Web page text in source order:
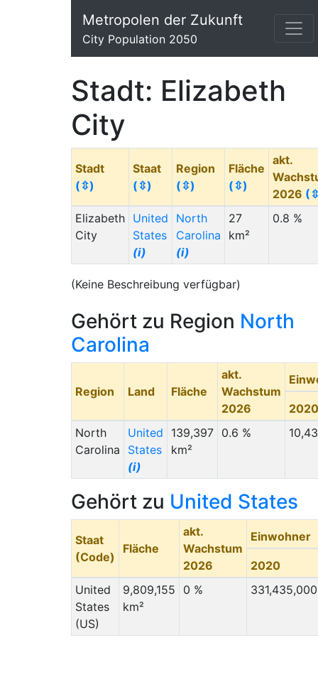
Metropolen der Zukunft
City Population 2050
Stadt: Elizabeth
City
Stadt
(⇳)
Staat
(⇳)
Region
(⇳)
Fläche
(⇳)
akt.
2026
Elizabeth
City
United
States
(i)
North
Carolina
(i)
27
km²
0.8 %
(Keine Beschreibung verfügbar)
Gehört zu Region North
Carolina
Region Land Fläche
akt.
Wachstum
2026
2020
North
Carolina
United
States
(i)
139,397
km²
0.6 %
Gehört zu United States
Staat
(Code)
Fläche
akt.
Wachstum
2026
Einwohner
2020
United
States
(US)
9,809,155
km²
0 % 331,435,000